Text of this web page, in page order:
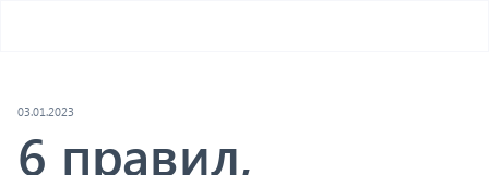
03.01.2023
6 правил,